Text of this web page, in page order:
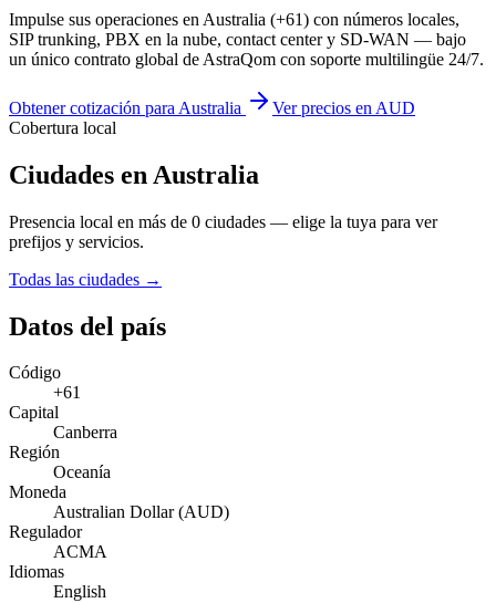
Impulse sus operaciones en Australia (+61) con números locales,
SIP trunking, PBX en la nube, contact center y SD-WAN — bajo
un único contrato global de AstraQom con soporte multilingüe 24/7.
Obtener cotización para Australia
Ver precios en AUD
Cobertura local
Ciudades en Australia
Presencia local en más de 0 ciudades — elige la tuya para ver
prefijos y servicios.
Todas las ciudades →
Datos del país
Código
+61
Capital
Canberra
Región
Oceanía
Moneda
Australian Dollar (AUD)
Regulador
ACMA
Idiomas
English